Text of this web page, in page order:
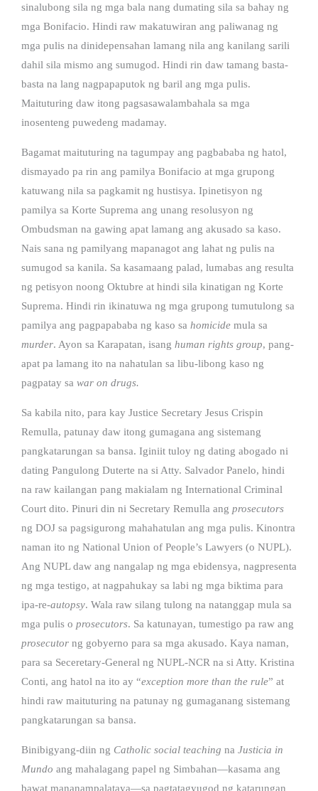
sinalubong sila ng mga bala nang dumating sila sa bahay ng
mga Bonifacio. Hindi raw makatuwiran ang paliwanag ng
mga pulis na dinidepensahan lamang nila ang kanilang sarili
dahil sila mismo ang sumugod. Hindi rin daw tamang basta-
basta na lang nagpapaputok ng baril ang mga pulis.
Maituturing daw itong pagsasawalambahala sa mga
inosenteng puwedeng madamay.
Bagamat maituturing na tagumpay ang pagbababa ng hatol,
dismayado pa rin ang pamilya Bonifacio at mga grupong
katuwang nila sa pagkamit ng hustisya. Ipinetisyon ng
pamilya sa Korte Suprema ang unang resolusyon ng
Ombudsman na gawing apat lamang ang akusado sa kaso.
Nais sana ng pamilyang mapanagot ang lahat ng pulis na
sumugod sa kanila. Sa kasamaang palad, lumabas ang resulta
ng petisyon noong Oktubre at hindi sila kinatigan ng Korte
Suprema. Hindi rin ikinatuwa ng mga grupong tumutulong sa
pamilya ang pagpapababa ng kaso sa homicide mula sa
murder. Ayon sa Karapatan, isang human rights group, pang-
apat pa lamang ito na nahatulan sa libu-libong kaso ng
pagpatay sa war on drugs.
Sa kabila nito, para kay Justice Secretary Jesus Crispin
Remulla, patunay daw itong gumagana ang sistemang
pangkatarungan sa bansa. Iginiit tuloy ng dating abogado ni
dating Pangulong Duterte na si Atty. Salvador Panelo, hindi
na raw kailangan pang makialam ng International Criminal
Court dito. Pinuri din ni Secretary Remulla ang prosecutors
ng DOJ sa pagsigurong mahahatulan ang mga pulis. Kinontra
naman ito ng National Union of People’s Lawyers (o NUPL).
Ang NUPL daw ang nangalap ng mga ebidensya, nagpresenta
ng mga testigo, at nagpahukay sa labi ng mga biktima para
ipa-re-autopsy. Wala raw silang tulong na natanggap mula sa
mga pulis o prosecutors. Sa katunayan, tumestigo pa raw ang
prosecutor ng gobyerno para sa mga akusado. Kaya naman,
para sa Seceretary-General ng NUPL-NCR na si Atty. Kristina
Conti, ang hatol na ito ay “exception more than the rule” at
hindi raw maituturing na patunay ng gumaganang sistemang
pangkatarungan sa bansa.
Binibigyang-diin ng Catholic social teaching na Justicia in
Mundo ang mahalagang papel ng Simbahan—kasama ang
bawat mananampalataya—sa pagtatagyugod ng katarungan